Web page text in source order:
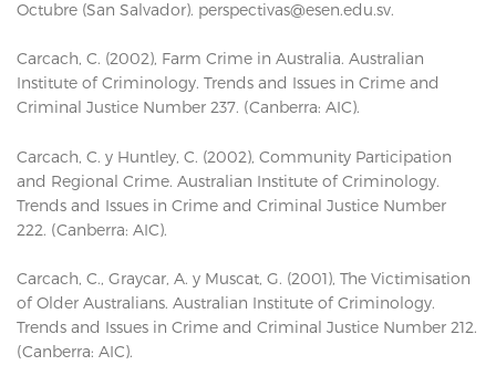
Octubre (San Salvador). perspectivas@esen.edu.sv.
Carcach, C. (2002), Farm Crime in Australia. Australian
Institute of Criminology. Trends and Issues in Crime and
Criminal Justice Number 237. (Canberra: AIC).
Carcach, C. y Huntley, C. (2002), Community Participation
and Regional Crime. Australian Institute of Criminology.
Trends and Issues in Crime and Criminal Justice Number
222. (Canberra: AIC).
Carcach, C., Graycar, A. y Muscat, G. (2001), The Victimisation
of Older Australians. Australian Institute of Criminology.
Trends and Issues in Crime and Criminal Justice Number 212.
(Canberra: AIC).